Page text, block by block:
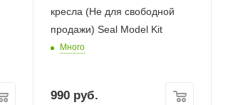
кресла (Не для свободной
продажи) Seal Model Kit
Много
990 руб.